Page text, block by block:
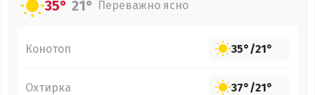
35° 21° Переважно ясно
Конотоп 35°/21°
Охтирка 37°/21°